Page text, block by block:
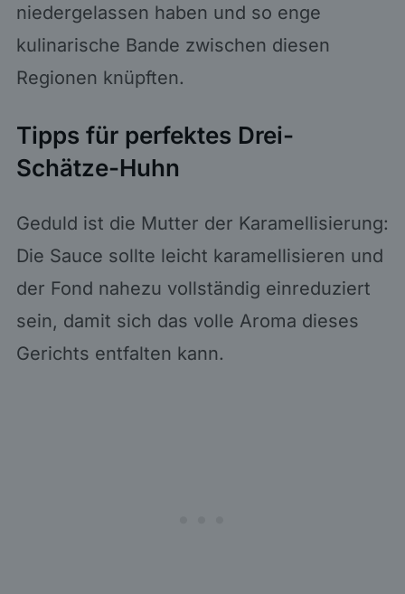
niedergelassen haben und so enge
kulinarische Bande zwischen diesen
Regionen knüpften.
Tipps für perfektes Drei-
Schätze-Huhn
Geduld ist die Mutter der Karamellisierung:
Die Sauce sollte leicht karamellisieren und
der Fond nahezu vollständig einreduziert
sein, damit sich das volle Aroma dieses
Gerichts entfalten kann.